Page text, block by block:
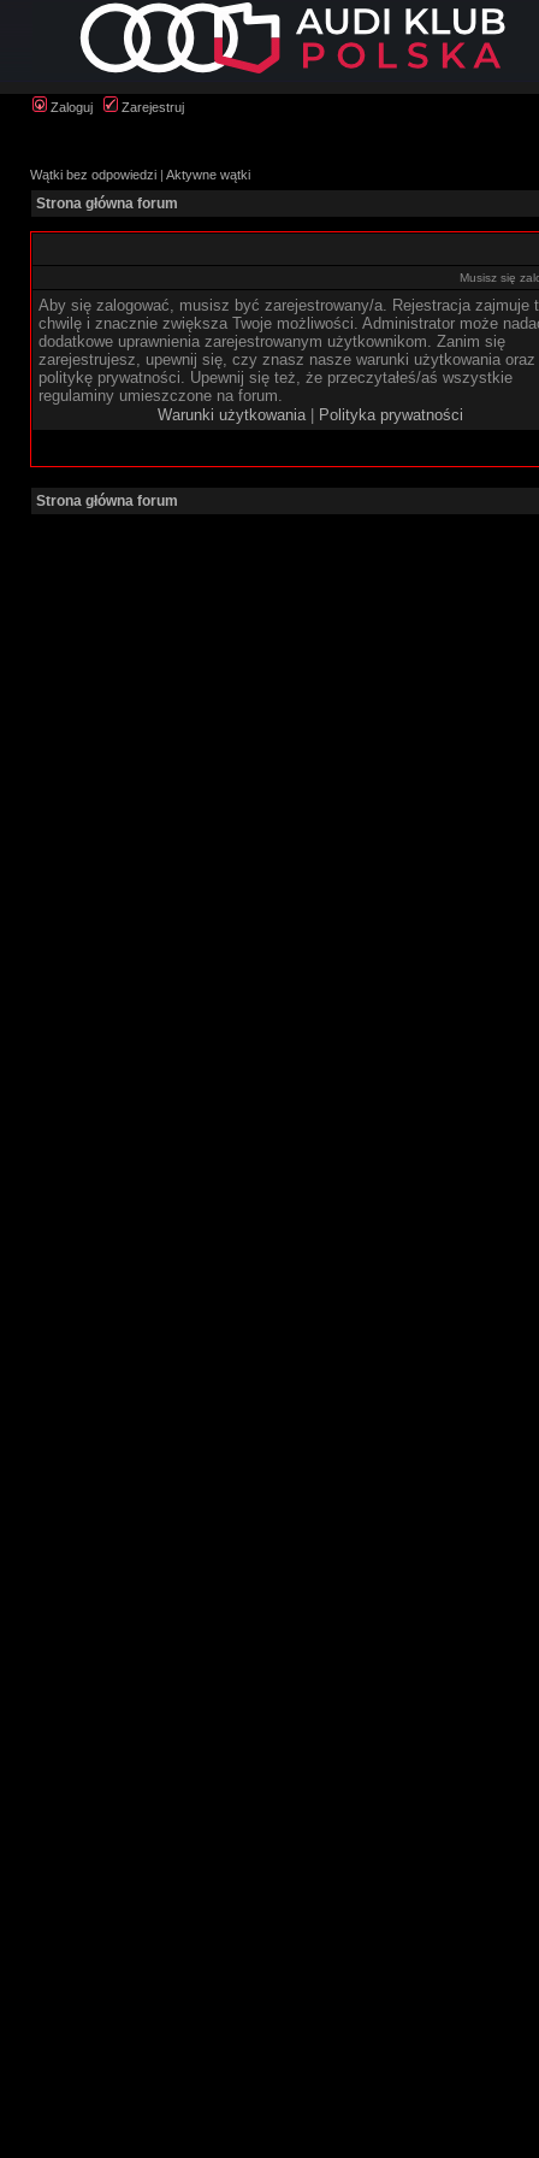
Zaloguj Zarejestruj
Wątki bez odpowiedzi | Aktywne wątki
Strona główna forum
Musisz się
Aby się zalogować, musisz być zarejestrowany/a. Rejestracja zajmuje
chwilę i znacznie zwiększa Twoje możliwości. Administrator może
dodatkowe uprawnienia zarejestrowanym użytkownikom. Zanim się
zarejestrujesz, upewnij się, czy znasz nasze warunki użytkowania oraz
politykę prywatności. Upewnij się też, że przeczytałeś/aś wszystkie
regulaminy umieszczone na forum.
Warunki użytkowania| Polityka prywatności
Strona główna forum